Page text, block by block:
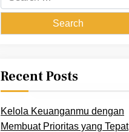
for:
Recent Posts
Kelola Keuanganmu dengan
Membuat Prioritas yang Tepat